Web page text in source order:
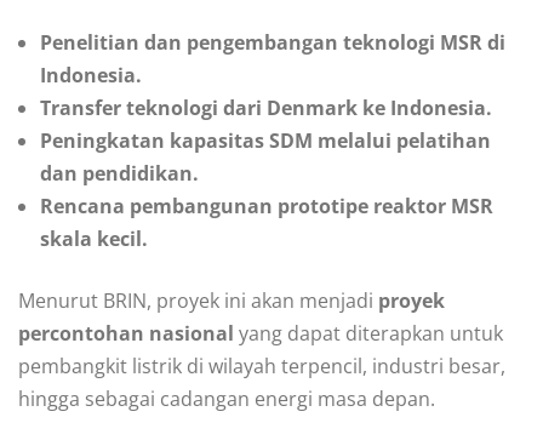
Penelitian dan pengembangan teknologi MSR di
Indonesia.
Transfer teknologi dari Denmark ke Indonesia.
Peningkatan kapasitas SDM melalui pelatihan
dan pendidikan.
Rencana pembangunan prototipe reaktor MSR
skala kecil.
Menurut BRIN, proyek ini akan menjadi proyek
percontohan nasional yang dapat diterapkan untuk
pembangkit listrik di wilayah terpencil, industri besar,
hingga sebagai cadangan energi masa depan.